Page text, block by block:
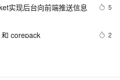
实现后台向前端推送信息 5
corepack 2
2 章 前端开发基础 ——